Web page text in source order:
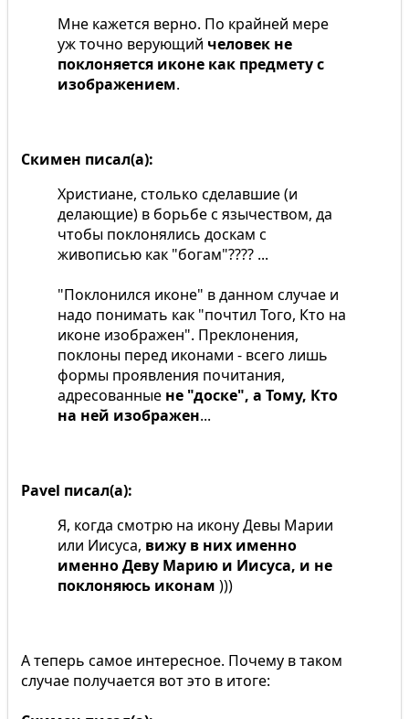
Мне кажется верно. По крайней мере
уж точно верующий человек не
поклоняется иконе как предмету с
изображением.
Скимен писал(а):
Христиане, столько сделавшие (и
делающие) в борьбе с язычеством, да
чтобы поклонялись доскам с
живописью как "богам"???? ...
"Поклонился иконе" в данном случае и
надо понимать как "почтил Того, Кто на
иконе изображен". Преклонения,
поклоны перед иконами - всего лишь
формы проявления почитания,
адресованные не "доске", а Тому, Кто
на ней изображен...
Pavel писал(а):
Я, когда смотрю на икону Девы Марии
или Иисуса, вижу в них именно
именно Деву Марию и Иисуса, и не
поклоняюсь иконам )))
А теперь самое интересное. Почему в таком
случае получается вот это в итоге: